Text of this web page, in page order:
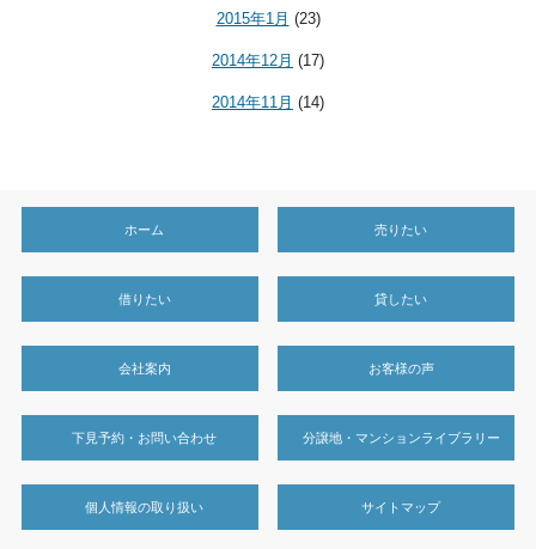
2015年1月 (23)
2014年12月 (17)
2014年11月 (14)
ホーム 売りたい
借りたい 貸したい
会社案内 お客様の声
下見予約・お問い合わせ 分譲地・マンションライブラリー
個人情報の取り扱い サイトマップ